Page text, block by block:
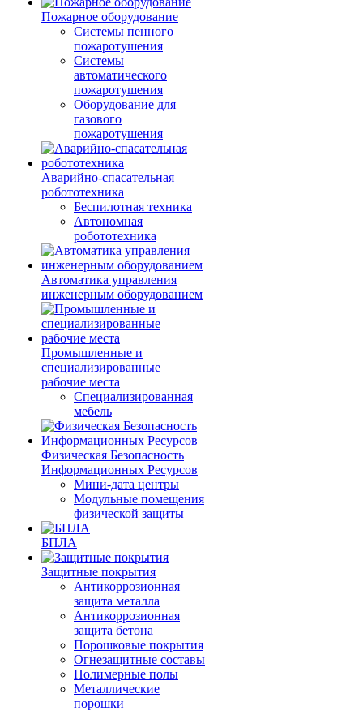
Пожарное оборудование
Системы пенного
пожаротушения
Системы
автоматического
пожаротушения
Оборудование для
газового
пожаротушения
Аварийно-спасательная
робототехника
Беспилотная техника
Автономная
робототехника
Автоматика управления
инженерным оборудованием
Промышленные и
специализированные
рабочие места
Специализированная
мебель
Физическая Безопасность
Информационных Ресурсов
Мини-дата центры
Модульные помещения
физической защиты
БПЛА
Защитные покрытия
Антикоррозионная
защита металла
Антикоррозионная
защита бетона
Порошковые покрытия
Огнезащитные составы
Полимерные полы
Металлические
порошки